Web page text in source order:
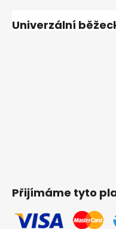
Univerzální
Přijímáme tyto